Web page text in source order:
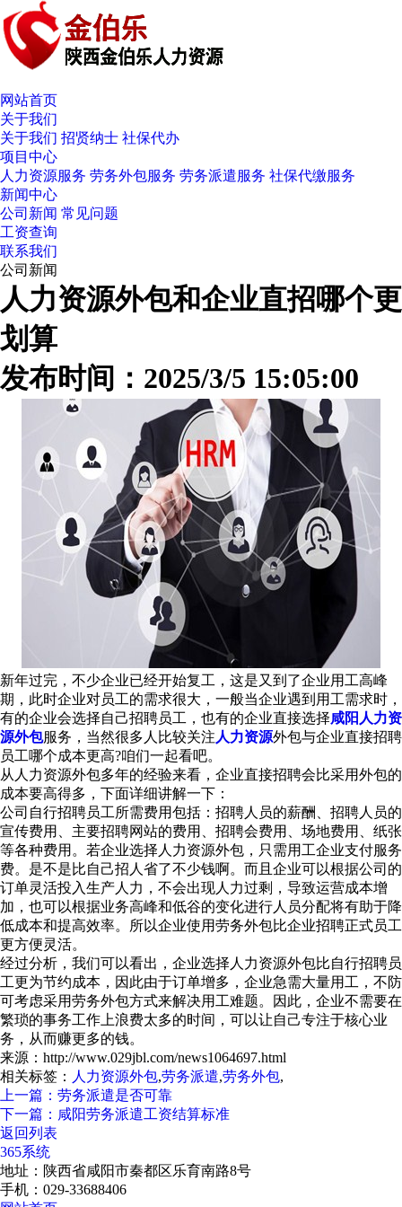
网站首页
关于我们
关于我们 招贤纳士 社保代办
项目中心
人力资源服务 劳务外包服务 劳务派遣服务 社保代缴服务
新闻中心
公司新闻 常见问题
工资查询
联系我们
公司新闻
人力资源外包和企业直招哪个更
划算
发布时间：2025/3/5 15:05:00
新年过完，不少企业已经开始复工，这是又到了企业用工高峰
期，此时企业对员工的需求很大，一般当企业遇到用工需求时，
有的企业会选择自己招聘员工，也有的企业直接选择咸阳人力资
源外包服务，当然很多人比较关注 人力资源外包与企业直接招聘
员工哪个成本更高?咱们一起看吧。
从人力资源外包多年的经验来看，企业直接招聘会比采用外包的
成本要高得多，下面详细讲解一下：
公司自行招聘员工所需费用包括：招聘人员的薪酬、招聘人员的
宣传费用、主要招聘网站的费用、招聘会费用、场地费用、纸张
等各种费用。若企业选择人力资源外包，只需用工企业支付服务
费。是不是比自己招人省了不少钱啊。而且企业可以根据公司的
订单灵活投入生产人力，不会出现人力过剩，导致运营成本增
加，也可以根据业务高峰和低谷的变化进行人员分配将有助于降
低成本和提高效率。所以企业使用劳务外包比企业招聘正式员工
更方便灵活。
经过分析，我们可以看出，企业选择人力资源外包比自行招聘员
工更为节约成本，因此由于订单增多，企业急需大量用工，不防
可考虑采用劳务外包方式来解决用工难题。因此，企业不需要在
繁琐的事务工作上浪费太多的时间，可以让自己专注于核心业
务，从而赚更多的钱。
来源：http://www.029jbl.com/news1064697.html
相关标签： 人力资源外包,劳务派遣,劳务外包,
上一篇：劳务派遣是否可靠
下一篇：咸阳劳务派遣工资结算标准
返回列表
365系统
地址：陕西省咸阳市秦都区乐育南路8号
手机：029-33688406